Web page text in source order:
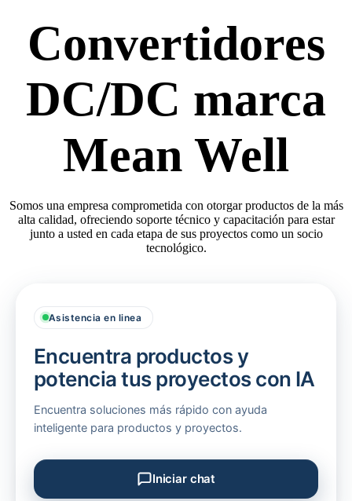
Convertidores
DC/DC marca
Mean Well
Somos una empresa comprometida con otorgar productos de la más
alta calidad, ofreciendo soporte técnico y capacitación para estar
junto a usted en cada etapa de sus proyectos como un socio
tecnológico.
Asistencia en linea
Encuentra productos y
potencia tus proyectos con IA
Encuentra soluciones más rápido con ayuda
inteligente para productos y proyectos.
Iniciar chat